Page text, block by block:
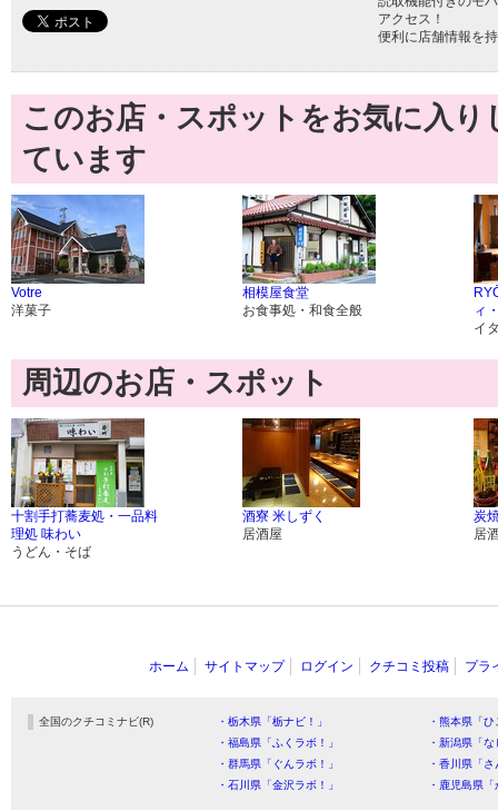
アクセス！
便利に店舗情報を
このお店・スポットをお気に入
ています
Votre
洋菓子
相模屋食堂
お食事処・和食全般
ィ
イ
周辺のお店・スポット
十割手打蕎麦処・一品料
理処 味わい
うどん・そば
酒寮 米しずく
居酒屋
炭
居
ホーム サイトマップ ログイン クチコミ投稿 プラ
全国のクチコミナビ(R) ・栃木県「栃ナビ！」
・熊本県「
・福島県「ふくラボ！」
・新潟県「
・群馬県「ぐんラボ！」
・香川県「
・石川県「金沢ラボ！」
・鹿児島県